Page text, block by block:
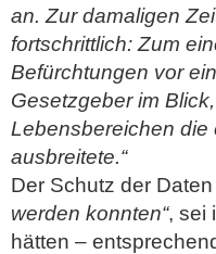
an. Zur damaligen
fortschrittlich: Zum
Befürchtungen vor
Gesetzgeber im
Lebensbereichen die
ausbreitete.“
Der Schutz der
werden konnten“, sei
hätten –